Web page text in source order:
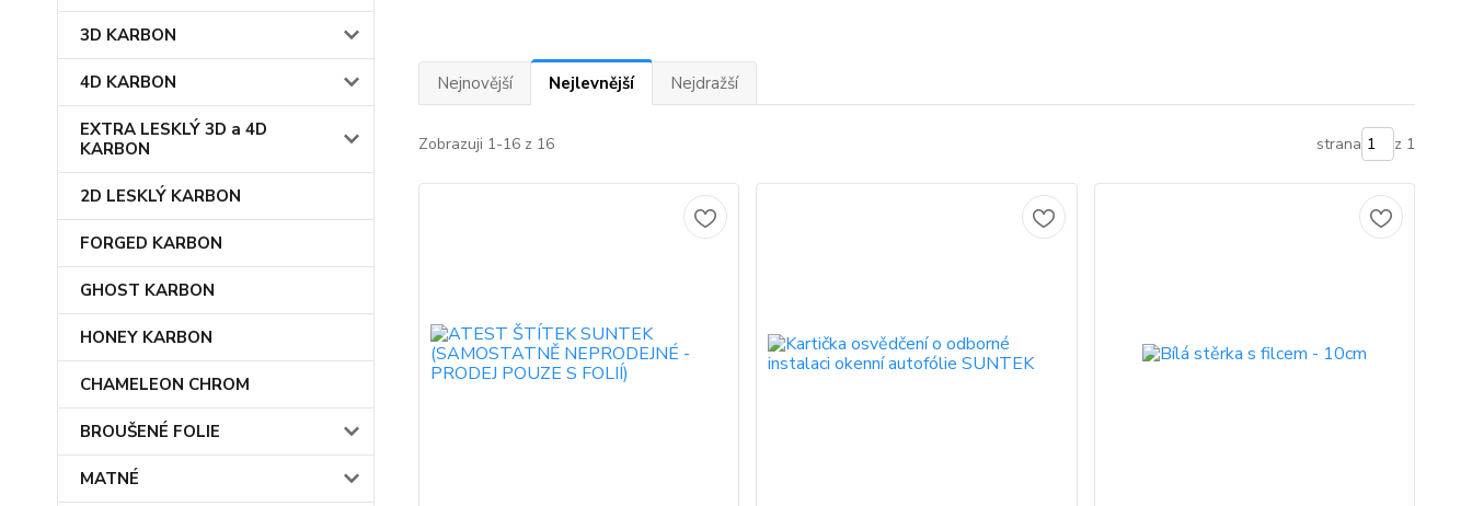
3D KARBON
4D KARBON
EXTRA LESKLÝ 3D a 4D
KARBON
2D LESKLÝ KARBON
FORGED KARBON
GHOST KARBON
HONEY KARBON
CHAMELEON CHROM
BROUŠENÉ FOLIE
MATNÉ
Nejnovější Nejlevnější Nejdražší
Zobrazuji 1-16 z 16 strana z 1